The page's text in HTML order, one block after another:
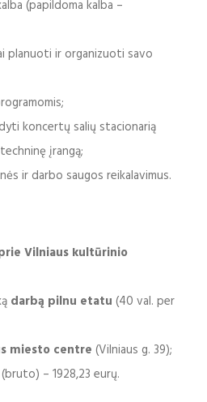
(papildoma kalba –
planuoti ir organizuoti savo
koncertų salių stacionarią
įrangą;
ir darbo saugos reikalavimus.
Vilniaus kultūrinio
darbą pilnu etatu (40 val. per
miesto centre (Vilniaus g. 39);
– 1928,23 eurų.